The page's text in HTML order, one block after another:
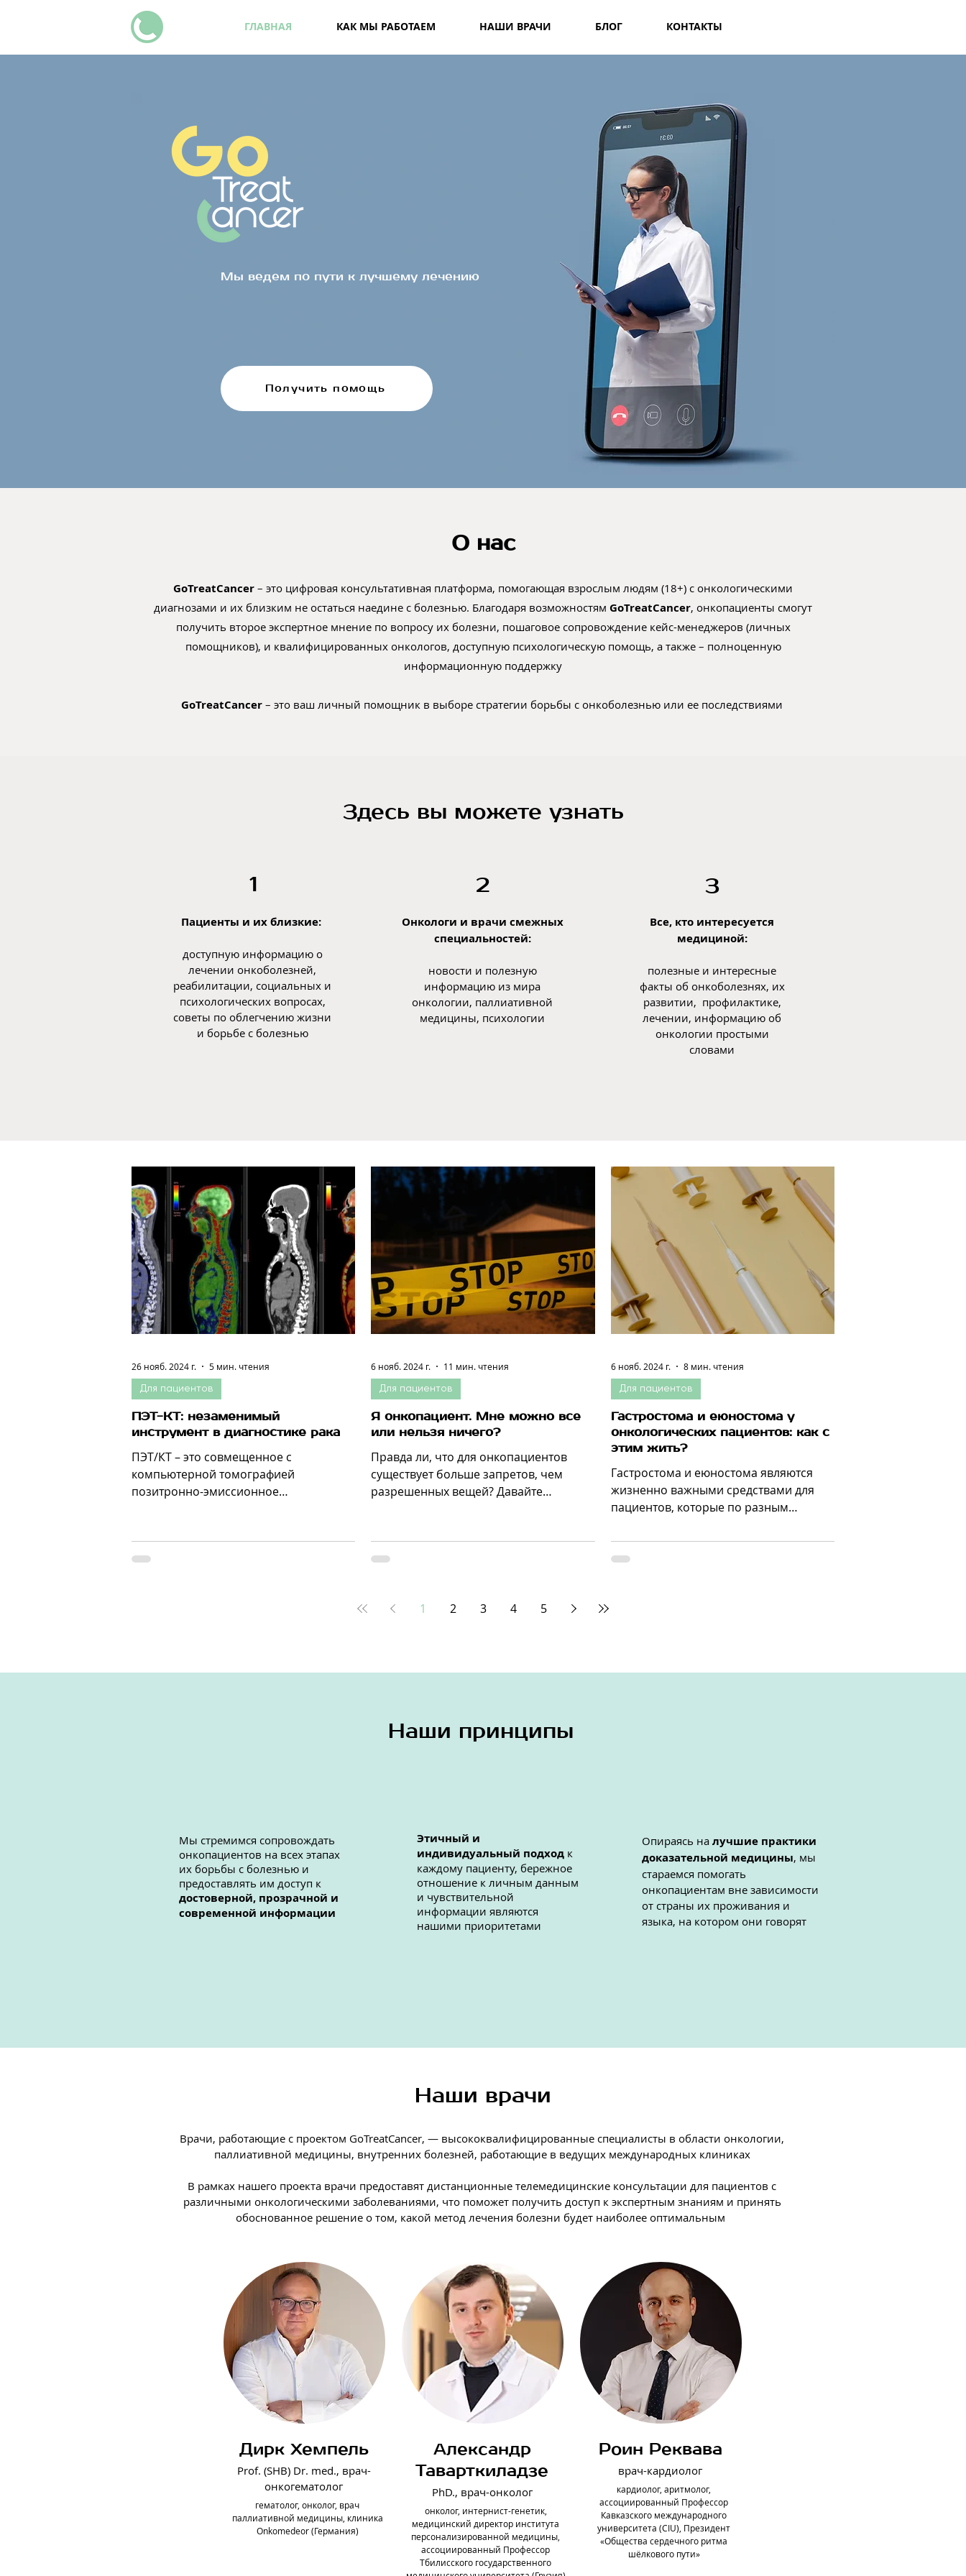
ГЛАВНАЯ КАК МЫ РАБОТАЕМ НАШИ ВРАЧИ БЛОГ КОНТАКТЫ
Мы ведем по пути к лучшему лечению
Получить помощь
О нас
GoTreatCancer – это цифровая консультативная платформа, помогающая взрослым людям (18+) с онкологическими
диагнозами и их близким не остаться наедине с болезнью. Благодаря возможностям GoTreatCancer, онкопациенты смогут
получить второе экспертное мнение по вопросу их болезни, пошаговое сопровождение кейс-менеджеров (личных
помощников), и квалифицированных онкологов, доступную психологическую помощь, а также – полноценную
информационную поддержку
GoTreatCancer– это ваш личный помощник в выборе стратегии борьбы с онкоболезнью или ее последствиями
Здесь вы можете узнать
Пациенты и их близкие:
доступную информацию о
лечении онкоболезней,
реабилитации, социальных и
психологических вопросах,
советы по облегчению жизни
и борьбе с болезнью
1
Онкологи и врачи смежных
специальностей:
новости и полезную
информацию из мира
онкологии, паллиативной
медицины, психологии
2
Все, кто интересуется
медициной:
полезные и интересные
факты об онкоболезнях, их
развитии, профилактике,
лечении, информацию об
онкологии простыми
словами
3
ПЭТ-КТ: незаменимый
инструмент в диагностике рака
ПЭТ/КТ – это совмещенное с
компьютерной томографией
позитронно-эмиссионное
Для пациентов
26 нояб. 2024 г. 5 мин. чтения
Я онкопациент. Мне можно все
или нельзя ничего?
Правда ли, что для онкопациентов
существует больше запретов, чем
разрешенных вещей? Давайте
Для пациентов
6 нояб. 2024 г. 11 мин. чтения
Гастростома и еюностома у
онкологических пациентов: как с
этим жить?
Гастростома и еюностома являются
жизненно важными средствами для
пациентов, которые по разным
естественны
Для пациентов
6 нояб. 2024 г. 8 мин. чтения
1 2 3 4 5
Наши принципы
Мы стремимся сопровождать
онкопациентов на всех этапах
их борьбы с болезнью и
предоставлять им доступ к
достоверной, прозрачной и
современной информации
Этичный и
индивидуальный подход к
каждому пациенту, бережное
отношение к личным данным
и чувствительной
информации являются
нашими приоритетами
Опираясь на лучшие практики
доказательной медицины, мы
стараемся помогать
онкопациентам вне зависимости
от страны их проживания и
языка, на котором они говорят
Наши врачи
Врачи, работающие с проектом GoTreatCancer, — высококвалифицированные специалисты в области онкологии,
паллиативной медицины, внутренних болезней, работающие в ведущих международных клиниках
В рамках нашего проекта врачи предоставят дистанционные телемедицинские консультации для пациентов с
различными онкологическими заболеваниями, что поможет получить доступ к экспертным знаниям и принять
обоснованное решение о том, какой метод лечения болезни будет наиболее оптимальным
Дирк Хемпель
Prof. (SHB) Dr. med., врач-
онкогематолог
гематолог, онколог, врач
паллиативной медицины, клиника
Onkomedeor (Германия)
Александр
Таварткиладзе
PhD., врач-онколог
онколог, интернист-генетик,
медицинский директор института
персонализированной медицины,
ассоциированный Профессор
Тбилисского государственного
Роин Реквава
врач-кардиолог
кардиолог, аритмолог,
ассоциированный Профессор
Кавказского международного
университета (CIU), Президент
«Общества сердечного ритма
шёлкового пути»